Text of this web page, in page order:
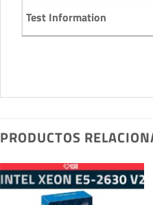
Test Information
PRODUCTOS